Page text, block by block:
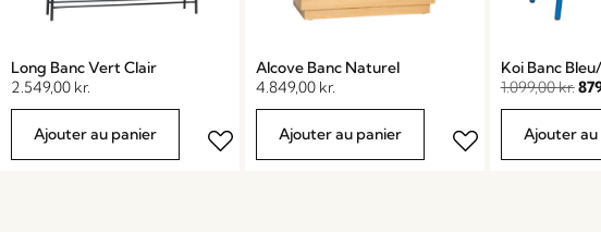
Long Banc Vert Clair
2.549,00 kr.
Ajouter au panier
Alcove Banc Naturel
4.849,00 kr.
Ajouter au panier
Koi Banc
1.099,00kr.
Ajouter